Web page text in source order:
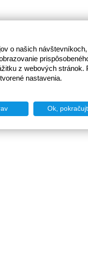
o našich
z webových stránok.
nastavenia.
Ok,